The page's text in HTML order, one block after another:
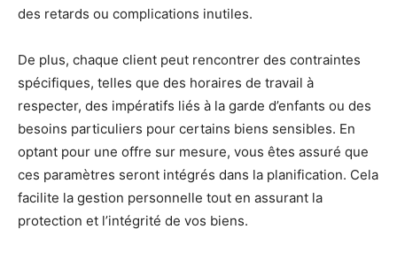
des retards ou complications inutiles.
De plus, chaque client peut rencontrer des contraintes
spécifiques, telles que des horaires de travail à
respecter, des impératifs liés à la garde d’enfants ou des
besoins particuliers pour certains biens sensibles. En
optant pour une offre sur mesure, vous êtes assuré que
ces paramètres seront intégrés dans la planification. Cela
facilite la gestion personnelle tout en assurant la
protection et l’intégrité de vos biens.